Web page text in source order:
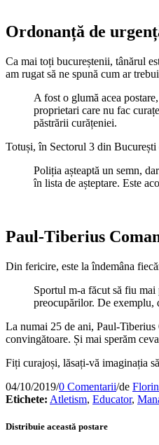
Ordonanță de
Ca mai toți bucureștenii, tânărul
am rugat să ne spună cum ar
A fost o glumă acea
proprietari care nu fac
păstrării curățeniei.
Totuși, în Sectorul 3 din București
Poliția așteaptă un semn,
în lista de așteptare. Este
Paul-Tiberius
Din fericire, este la îndemâna
Sportul m-a făcut să fiu
preocupărilor. De
La numai 25 de ani, Paul-
convingătoare. Și mai sperăm
Fiți curajoși, lăsați-vă imaginația
04/10/2019/0 Comentarii/de
Etichete: Atletism, Educator,
Distribuie această postare